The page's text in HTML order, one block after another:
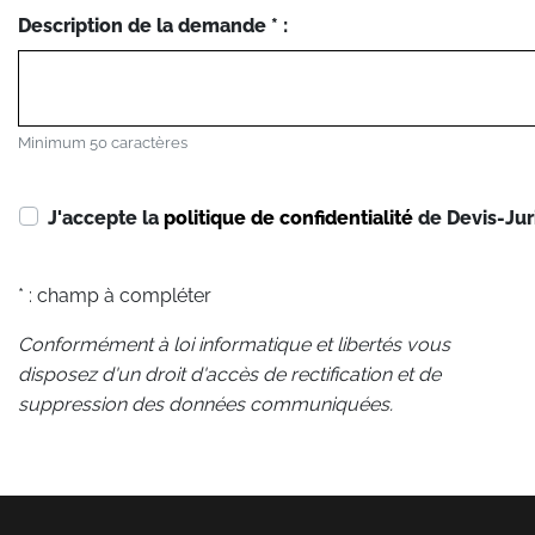
Description de la demande * :
Minimum 50 caractères
J'accepte la politique de confidentialité de Devis-
* : champ à compléter
Conformément à loi informatique et libertés vous
disposez d'un droit d'accès de rectification et de
suppression des données communiquées.